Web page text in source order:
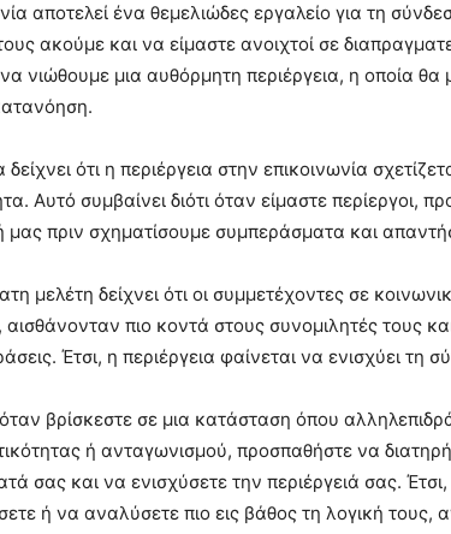
αποτελεί ένα θεμελιώδες εργαλείο για τη
ακούμε και να είμαστε ανοιχτοί σε
νιώθουμε μια αυθόρμητη περιέργεια, η οποία θα
ότι η περιέργεια στην επικοινωνία
Αυτό συμβαίνει διότι όταν είμαστε περίεργοι,
μας πριν σχηματίσουμε συμπεράσματα και
μελέτη δείχνει ότι οι συμμετέχοντες σε
αισθάνονταν πιο κοντά στους συνομιλητές τους
Έτσι, η περιέργεια φαίνεται να ενισχύει
βρίσκεστε σε μια κατάσταση όπου
ή ανταγωνισμού, προσπαθήστε να
σας και να ενισχύσετε την περιέργειά σας.
ή να αναλύσετε πιο εις βάθος τη λογική τους,